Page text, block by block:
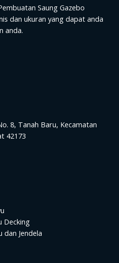
Saung Gazebo
dan ukuran yang dapat anda
anda.
8, Tanah Baru, Kecamatan
42173
Decking
dan Jendela